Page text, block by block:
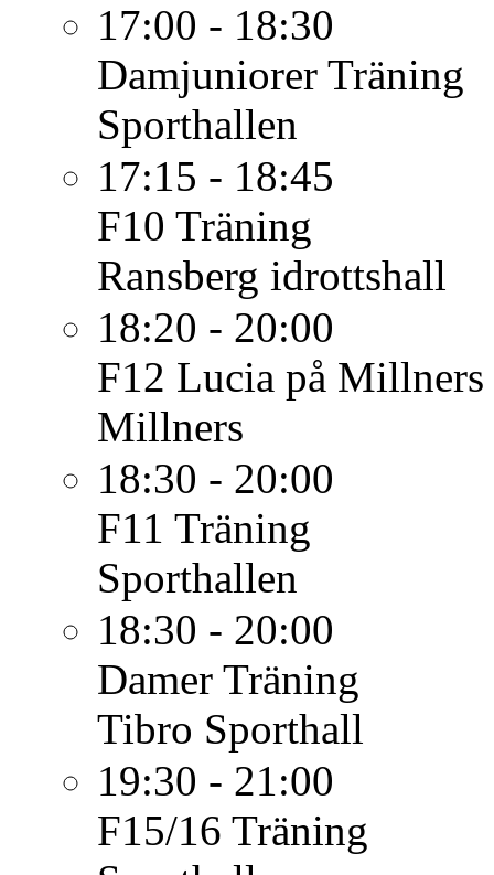
17:00 - 18:30
Damjuniorer Träning
Sporthallen
17:15 - 18:45
F10 Träning
Ransberg idrottshall
18:20 - 20:00
F12 Lucia på Millners
Millners
18:30 - 20:00
F11 Träning
Sporthallen
18:30 - 20:00
Damer Träning
Tibro Sporthall
19:30 - 21:00
F15/16 Träning